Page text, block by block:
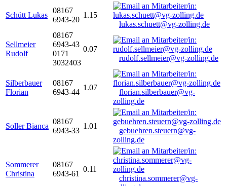
Schütt Lukas
08167
6943-20
1.15
lukas.schuett@vg-zolling.de
Sellmeier
Rudolf
08167
6943-43
0171
3032403
0.07
rudolf.sellmeier@vg-zolling.de
Silberbauer
Florian
08167
6943-44
1.07
florian.silberbauer@vg-
zolling.de
Soller Bianca
08167
6943-33
1.01
gebuehren.steuern@vg-
zolling.de
Sommerer
Christina
08167
6943-61
0.11
christina.sommerer@vg-